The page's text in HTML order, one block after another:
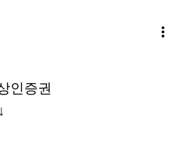
more_vert
인증권